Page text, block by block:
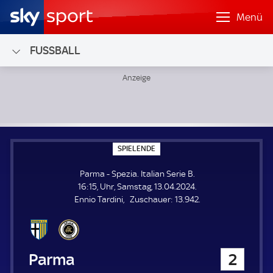
Menü
FUSSBALL
SPIELENDE
P
E
L
E
N
Parma - Spezia. Italian Serie B.
16:15, Uhr, Samstag, 13.04.2024.
Ennio Tardini
Zuschauer: Z
13.942.
Parma 2